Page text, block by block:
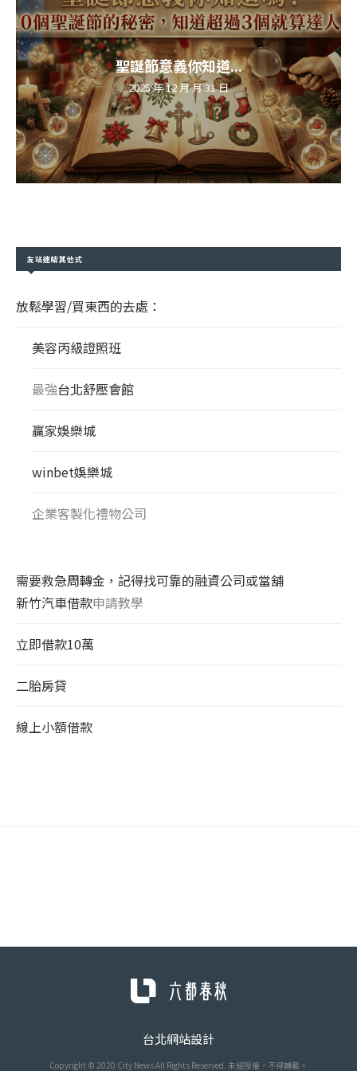
聖誕節意義你知道...
2025 年 12 月 月 31 日
友站連結其他式
放鬆學習/買東西的去處：
美容丙級證照班
最強台北舒壓會館
贏家娛樂城
winbet娛樂城
企業客製化禮物公司
需要救急周轉金，記得找可靠的融資公司或當舖
新竹汽車借款申請教學
立即借款10萬
二胎房貸
線上小額借款
台北網站設計
Copyright © 2020 City News All Rights Reserved. 未經授權，不得轉載。